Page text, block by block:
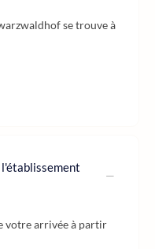
se trouve à
votre arrivée à partir